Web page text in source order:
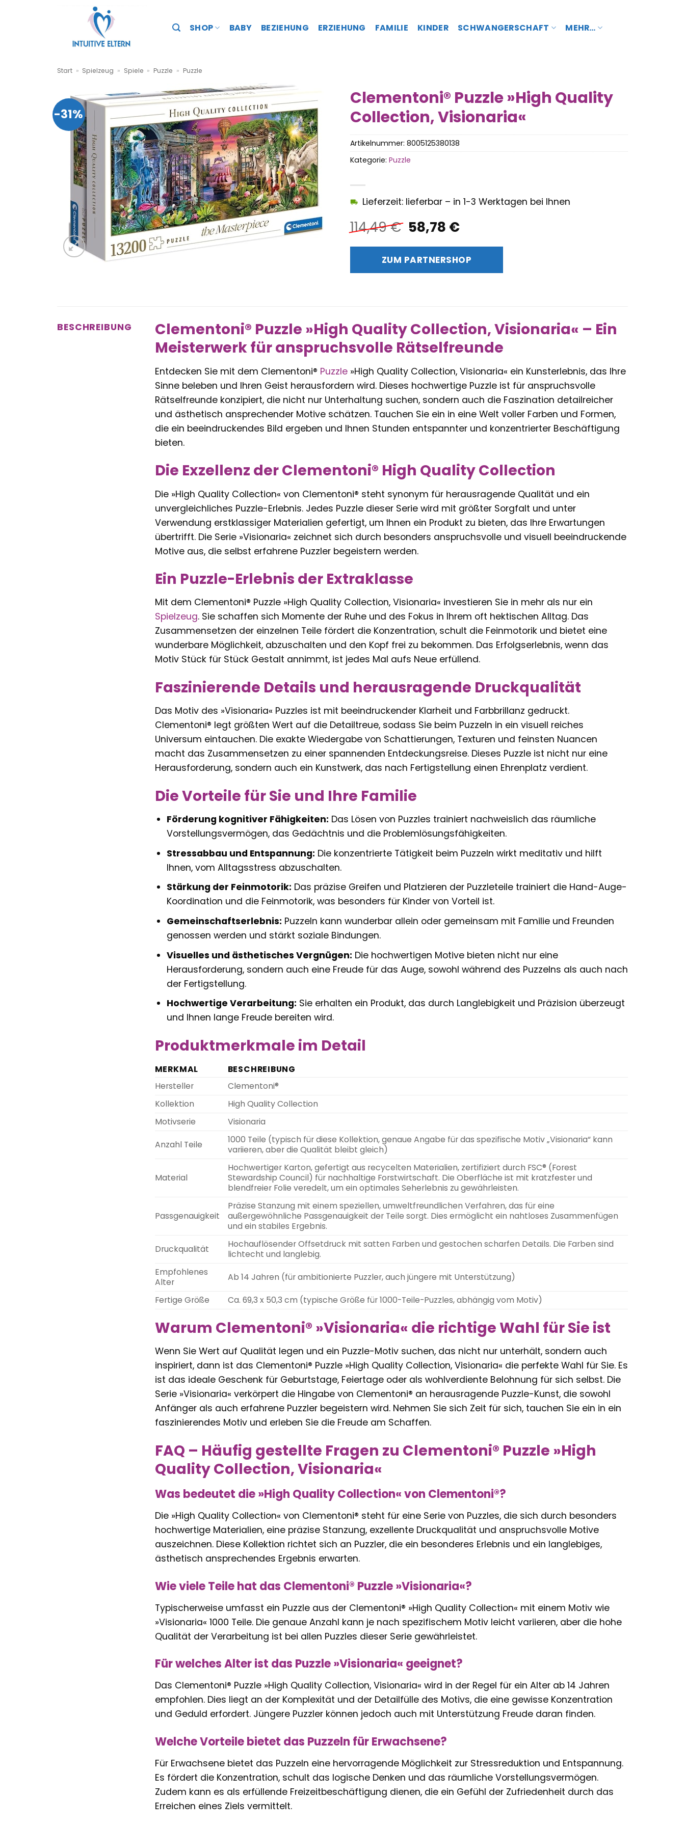
SHOP BABY BEZIEHUNG ERZIEHUNG FAMILIE KINDER SCHWANGERSCHAFT MEHR…
Start » Spielzeug » Spiele » Puzzle » Puzzle
-31%
Clementoni® Puzzle »High Quality
Collection, Visionaria«
114,49€ Ursprünglicher
Preis
war:
114,49 €
58,78 €Aktueller
ist:
58,78 €.
Lieferzeit: lieferbar – in 1-3 Werktagen bei Ihnen
ZUM PARTNERSHOP
Artikelnummer: 8005125380138
Kategorie: Puzzle
BESCHREIBUNG
Clementoni® Puzzle »High Quality Collection, Visionaria« – Ein
Meisterwerk für anspruchsvolle Rätselfreunde
Entdecken Sie mit dem Clementoni® Puzzle»High Quality Collection, Visionaria« ein Kunsterlebnis, das Ihre
Sinne beleben und Ihren Geist herausfordern wird. Dieses hochwertige Puzzle ist für anspruchsvolle
Rätselfreunde konzipiert, die nicht nur Unterhaltung suchen, sondern auch die Faszination detailreicher
und ästhetisch ansprechender Motive schätzen. Tauchen Sie ein in eine Welt voller Farben und Formen,
die ein beeindruckendes Bild ergeben und Ihnen Stunden entspannter und konzentrierter Beschäftigung
bieten.
Die Exzellenz der Clementoni® High Quality Collection
Die »High Quality Collection« von Clementoni® steht synonym für herausragende Qualität und ein
unvergleichliches Puzzle-Erlebnis. Jedes Puzzle dieser Serie wird mit größter Sorgfalt und unter
Verwendung erstklassiger Materialien gefertigt, um Ihnen ein Produkt zu bieten, das Ihre Erwartungen
übertrifft. Die Serie »Visionaria« zeichnet sich durch besonders anspruchsvolle und visuell beeindruckende
Motive aus, die selbst erfahrene Puzzler begeistern werden.
Ein Puzzle-Erlebnis der Extraklasse
Mit dem Clementoni® Puzzle »High Quality Collection, Visionaria« investieren Sie in mehr als nur ein
Spielzeug. Sie schaffen sich Momente der Ruhe und des Fokus in Ihrem oft hektischen Alltag. Das
Zusammensetzen der einzelnen Teile fördert die Konzentration, schult die Feinmotorik und bietet eine
wunderbare Möglichkeit, abzuschalten und den Kopf frei zu bekommen. Das Erfolgserlebnis, wenn das
Motiv Stück für Stück Gestalt annimmt, ist jedes Mal aufs Neue erfüllend.
Faszinierende Details und herausragende Druckqualität
Das Motiv des »Visionaria« Puzzles ist mit beeindruckender Klarheit und Farbbrillanz gedruckt.
Clementoni® legt größten Wert auf die Detailtreue, sodass Sie beim Puzzeln in ein visuell reiches
Universum eintauchen. Die exakte Wiedergabe von Schattierungen, Texturen und feinsten Nuancen
macht das Zusammensetzen zu einer spannenden Entdeckungsreise. Dieses Puzzle ist nicht nur eine
Herausforderung, sondern auch ein Kunstwerk, das nach Fertigstellung einen Ehrenplatz verdient.
Die Vorteile für Sie und Ihre Familie
Förderung kognitiver Fähigkeiten: Das Lösen von Puzzles trainiert nachweislich das räumliche
Vorstellungsvermögen, das Gedächtnis und die Problemlösungsfähigkeiten.
Stressabbau und Entspannung: Die konzentrierte Tätigkeit beim Puzzeln wirkt meditativ und hilft
Ihnen, vom Alltagsstress abzuschalten.
Stärkung der Feinmotorik: Das präzise Greifen und Platzieren der Puzzleteile trainiert die Hand-Auge-
Koordination und die Feinmotorik, was besonders für Kinder von Vorteil ist.
Gemeinschaftserlebnis: Puzzeln kann wunderbar allein oder gemeinsam mit Familie und Freunden
genossen werden und stärkt soziale Bindungen.
Visuelles und ästhetisches Vergnügen: Die hochwertigen Motive bieten nicht nur eine
Herausforderung, sondern auch eine Freude für das Auge, sowohl während des Puzzelns als auch nach
der Fertigstellung.
Hochwertige Verarbeitung: Sie erhalten ein Produkt, das durch Langlebigkeit und Präzision überzeugt
und Ihnen lange Freude bereiten wird.
Produktmerkmale im Detail
MERKMAL
BESCHREIBUNG
Hersteller
Clementoni®
Kollektion
High Quality Collection
Motivserie
Visionaria
Anzahl Teile
1000 Teile (typisch für diese Kollektion, genaue Angabe für das spezifische Motiv „Visionaria“ kann
variieren, aber die Qualität bleibt gleich)
Material
Hochwertiger Karton, gefertigt aus recycelten Materialien, zertifiziert durch FSC® (Forest
Stewardship Council) für nachhaltige Forstwirtschaft. Die Oberfläche ist mit kratzfester und
blendfreier Folie veredelt, um ein optimales Seherlebnis zu gewährleisten.
Passgenauigkeit
Präzise Stanzung mit einem speziellen, umweltfreundlichen Verfahren, das für eine
außergewöhnliche Passgenauigkeit der Teile sorgt. Dies ermöglicht ein nahtloses Zusammenfügen
und ein stabiles Ergebnis.
Druckqualität
Hochauflösender Offsetdruck mit satten Farben und gestochen scharfen Details. Die Farben sind
lichtecht und langlebig.
Empfohlenes
Alter
Ab 14 Jahren (für ambitionierte Puzzler, auch jüngere mit Unterstützung)
Fertige Größe
Ca. 69,3 x 50,3 cm (typische Größe für 1000-Teile-Puzzles, abhängig vom Motiv)
Warum Clementoni® »Visionaria« die richtige Wahl für Sie ist
Wenn Sie Wert auf Qualität legen und ein Puzzle-Motiv suchen, das nicht nur unterhält, sondern auch
inspiriert, dann ist das Clementoni® Puzzle »High Quality Collection, Visionaria« die perfekte Wahl für Sie. Es
ist das ideale Geschenk für Geburtstage, Feiertage oder als wohlverdiente Belohnung für sich selbst. Die
Serie »Visionaria« verkörpert die Hingabe von Clementoni® an herausragende Puzzle-Kunst, die sowohl
Anfänger als auch erfahrene Puzzler begeistern wird. Nehmen Sie sich Zeit für sich, tauchen Sie ein in ein
faszinierendes Motiv und erleben Sie die Freude am Schaffen.
FAQ – Häufig gestellte Fragen zu Clementoni® Puzzle »High
Quality Collection, Visionaria«
Was bedeutet die »High Quality Collection« von Clementoni®?
Die »High Quality Collection« von Clementoni® steht für eine Serie von Puzzles, die sich durch besonders
hochwertige Materialien, eine präzise Stanzung, exzellente Druckqualität und anspruchsvolle Motive
auszeichnen. Diese Kollektion richtet sich an Puzzler, die ein besonderes Erlebnis und ein langlebiges,
ästhetisch ansprechendes Ergebnis erwarten.
Wie viele Teile hat das Clementoni® Puzzle »Visionaria«?
Typischerweise umfasst ein Puzzle aus der Clementoni® »High Quality Collection« mit einem Motiv wie
»Visionaria« 1000 Teile. Die genaue Anzahl kann je nach spezifischem Motiv leicht variieren, aber die hohe
Qualität der Verarbeitung ist bei allen Puzzles dieser Serie gewährleistet.
Für welches Alter ist das Puzzle »Visionaria« geeignet?
Das Clementoni® Puzzle »High Quality Collection, Visionaria« wird in der Regel für ein Alter ab 14 Jahren
empfohlen. Dies liegt an der Komplexität und der Detailfülle des Motivs, die eine gewisse Konzentration
und Geduld erfordert. Jüngere Puzzler können jedoch auch mit Unterstützung Freude daran finden.
Welche Vorteile bietet das Puzzeln für Erwachsene?
Für Erwachsene bietet das Puzzeln eine hervorragende Möglichkeit zur Stressreduktion und Entspannung.
Es fördert die Konzentration, schult das logische Denken und das räumliche Vorstellungsvermögen.
Zudem kann es als erfüllende Freizeitbeschäftigung dienen, die ein Gefühl der Zufriedenheit durch das
Erreichen eines Ziels vermittelt.